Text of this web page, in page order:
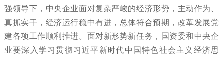
强领导下，中央企业面对复杂严峻的经济形势，主动作为、
真抓实干，经济运行稳中有进，总体符合预期，改革发展党
建各项工作顺利推进。面对新形势新任务，国资委和中央企
业要深入学习贯彻习近平新时代中国特色社会主义经济思